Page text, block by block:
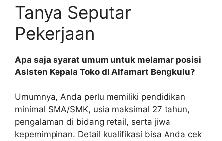
Tanya Seputar
Pekerjaan
Apa saja syarat umum untuk melamar posisi
Asisten Kepala Toko di Alfamart Bengkulu?
Umumnya, Anda perlu memiliki pendidikan
minimal SMA/SMK, usia maksimal 27 tahun,
pengalaman di bidang retail, serta jiwa
kepemimpinan. Detail kualifikasi bisa Anda cek